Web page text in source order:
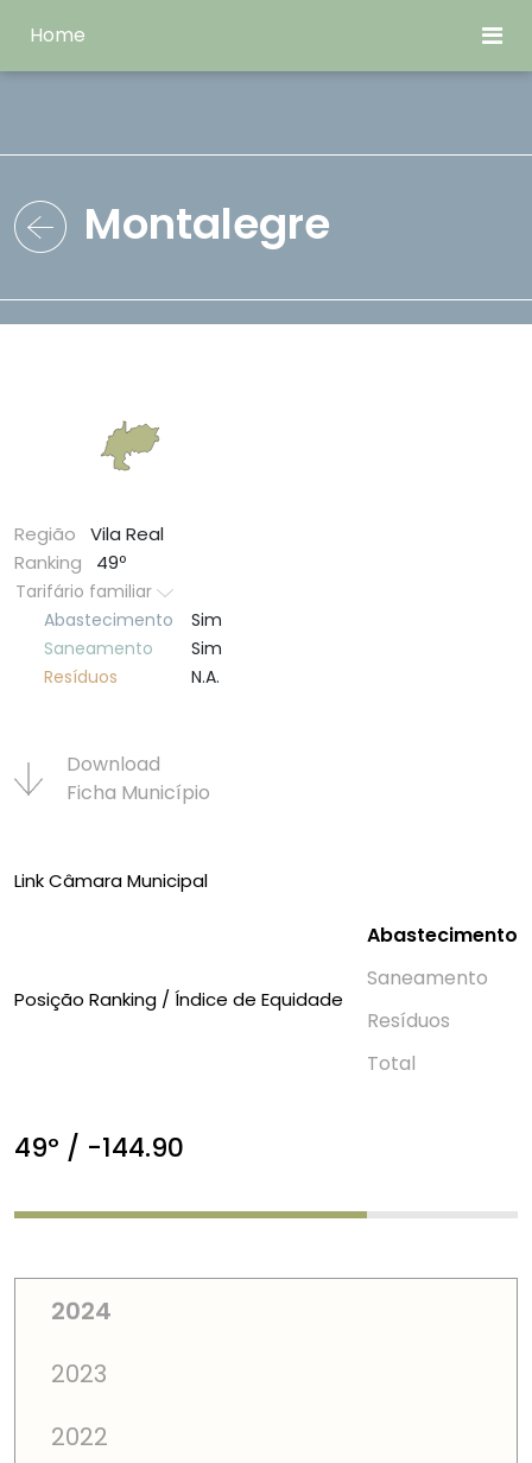
Home
Montalegre
Região
Vila Real
Ranking
49º
Tarifário familiar
Abastecimento
Sim
Saneamento
Sim
Resí­duos
N.A.
Download
Ficha Municí­pio
Link Câmara Municipal
Posição Ranking / Índice de Equidade
Abastecimento
Saneamento
Resí­duos
Total
49º / -144.90
2024
2023
2022